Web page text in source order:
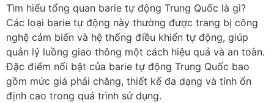
Tìm hiểu tổng quan barie tự động Trung Quốc là gì?
Các loại barie tự động này thường được trang bị công
nghệ cảm biến và hệ thống điều khiển tự động, giúp
quản lý luồng giao thông một cách hiệu quả và an toàn.
Đặc điểm nổi bật của barie tự động Trung Quốc bao
gồm mức giá phải chăng, thiết kế đa dạng và tính ổn
định cao trong quá trình sử dụng.